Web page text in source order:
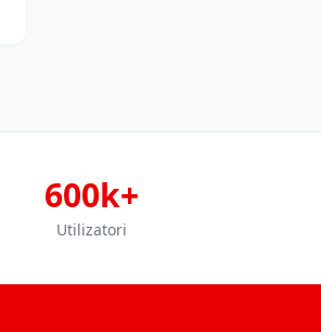
600k+
Utilizatori